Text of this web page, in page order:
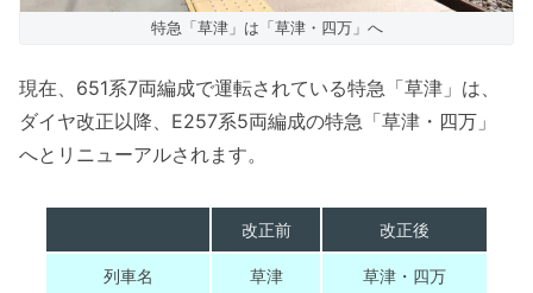
特急「草津」は「草津・四万」へ
現在、651系7両編成で運転されている特急「草津」は、
ダイヤ改正以降、E257系5両編成の特急「草津・四万」
へとリニューアルされます。
改正前 改正後
列車名 草津 草津・四万